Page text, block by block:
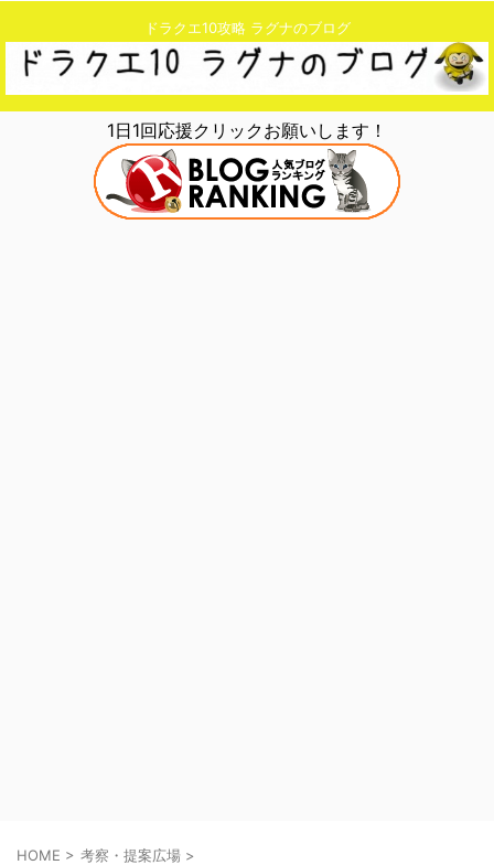
ドラクエ10攻略 ラグナのブログ
1日1回応援クリックお願いします！
HOME > 考察・提案広場 >